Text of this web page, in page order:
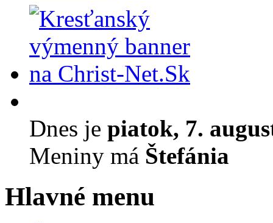
Dnes je piatok, 7.
Meniny má Štefánia
Hlavné menu